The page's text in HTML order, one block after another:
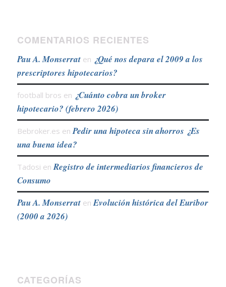
COMENTARIOS RECIENTES
Pau A. Monserraten ¿Qué nos depara el 2009 a los
prescriptores hipotecarios?
football bros en ¿Cuánto cobra un broker
hipotecario? (febrero 2026)
Bebroker.es enPedir una hipoteca sin ahorros ¿Es
una buena idea?
Tadosi enRegistro de intermediarios financieros de
Consumo
Pau A. MonserratenEvolución histórica del Euribor
(2000 a 2026)
CATEGORÍAS